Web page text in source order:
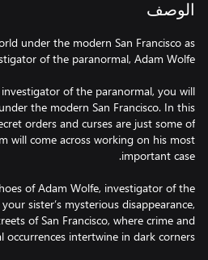
الوصف
under the modern San Francisco as
of the paranormal, you will
the modern San Francisco. In this
orders and curses are just some of
will come across working on his most
of Adam Wolfe, investigator of the
sister’s mysterious disappearance,
of San Francisco, where crime and